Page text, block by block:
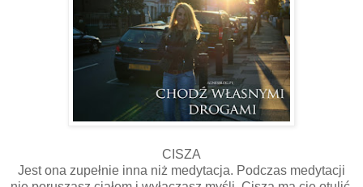
CISZA
Jest ona zupełnie inna niż medytacja. Podczas medytacji